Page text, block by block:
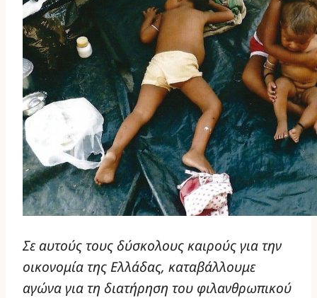
Σε αυτούς τους δύσκολους καιρούς για την
οικονομία της Ελλάδας, καταβάλλουμε
αγώνα για τη διατήρηση του φιλανθρωπικού